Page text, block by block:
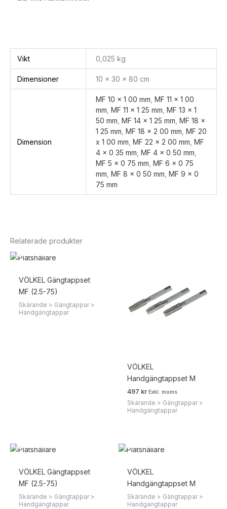
Vikt 0,025 kg
Dimensioner 10 × 30 × 80 cm
Dimension
MF 10 x 1 00 mm MF 11 x 1 00
mm MF 11 x 1 25 mm MF 13 x 1
50 mm MF 14 x 1 25 mm MF 18 x
1 25 mm MF 18 x 2 00 mm MF 20
x 1 00 mm MF 22 x 2 00 mm MF
4 x 0 35 mm MF 4 x 0 50 mm
MF 5 x 0 75 mm MF 6 x 0 75
mm MF 8 x 0 50 mm MF 9 x 0
75 mm
Relaterade produkter
SLUT I LAGER
VÖLKEL Gängtappset
MF (2.5-75)
Skärande > Gängtappar >
Handgängtappar
VÖLKEL
Handgängtappset M
497 kr Exkl. moms
Skärande > Gängtappar >
Handgängtappar
VÖLKEL Gängtappset
MF (2.5-75)
Skärande > Gängtappar >
Handgängtappar
VÖLKEL
Handgängtappset M
Skärande > Gängtappar >
Handgängtappar